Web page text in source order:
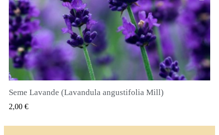
QUICK VIEW
Seme Lavande (Lavandula angustifolia Mill)
2,00 €